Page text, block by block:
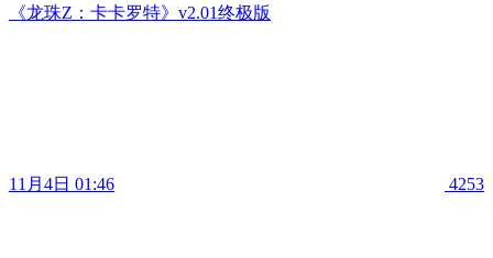
《龙珠Z：卡卡罗特》v2.01终极版
11月4日 01:46 4253